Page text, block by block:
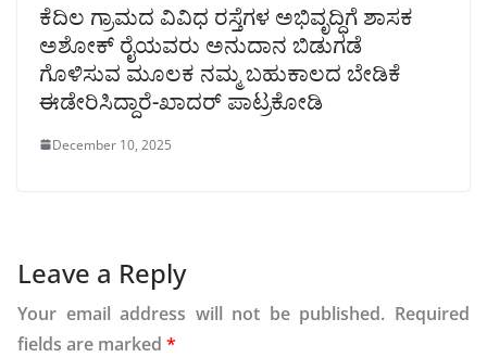
ಕೆದಿಲ ಗ್ರಾಮದ ವಿವಿಧ ರಸ್ತೆಗಳ ಅಭಿವೃದ್ಧಿಗೆ ಶಾಸಕ
ಅಶೋಕ್ ರೈಯವರು ಅನುದಾನ ಬಿಡುಗಡೆ
ಗೊಳಿಸುವ ಮೂಲಕ ನಮ್ಮ ಬಹುಕಾಲದ ಬೇಡಿಕೆ
ಈಡೇರಿಸಿದ್ದಾರೆ-ಖಾದರ್ ಪಾಟ್ರಕೋಡಿ
December 10, 2025
Leave a Reply
Your email address will not be published. Required
fields are marked *